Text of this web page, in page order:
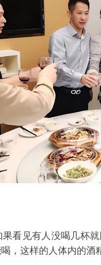
看见有人没喝几杯
，这样的人体内的酒